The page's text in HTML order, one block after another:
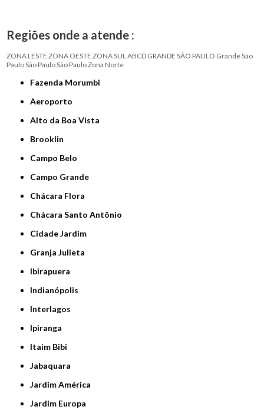
Regiões onde a atende :
ZONA LESTE ZONA OESTE ZONA SUL ABCD GRANDE SÃO PAULO Grande São
PauloSão PauloSão PauloZona Norte
Fazenda Morumbi
Aeroporto
Alto da Boa Vista
Brooklin
Campo Belo
Campo Grande
Chácara Flora
Chácara Santo Antônio
Cidade Jardim
Granja Julieta
Ibirapuera
Indianópolis
Interlagos
Ipiranga
Itaim Bibi
Jabaquara
Jardim América
Jardim Europa